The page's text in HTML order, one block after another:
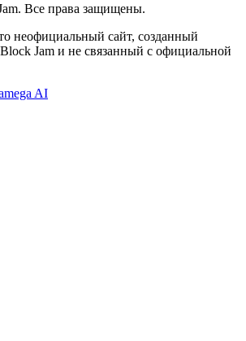
Все права защищены.
неофициальный сайт, созданный
Jam и не связанный с официальной
AI